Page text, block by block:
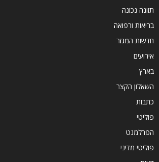
תזונה נכונה
בריאות ורפואה
חדשות המגזר
אירועים
בארץ
השאלון הקצר
כתבות
פוליטי
הפרלמנט
פוליטי מדיני